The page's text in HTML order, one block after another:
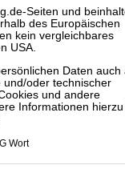
Rechnung.
PayPal.
Wort